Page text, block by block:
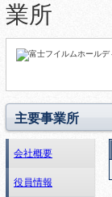
業所
主要事業所
会社概要
役員情報